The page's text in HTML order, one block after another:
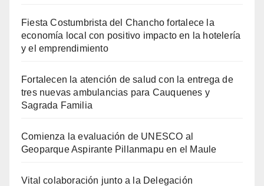
Fiesta Costumbrista del Chancho fortalece la
economía local con positivo impacto en la hotelería
y el emprendimiento
Fortalecen la atención de salud con la entrega de
tres nuevas ambulancias para Cauquenes y
Sagrada Familia
Comienza la evaluación de UNESCO al
Geoparque Aspirante Pillanmapu en el Maule
Vital colaboración junto a la Delegación